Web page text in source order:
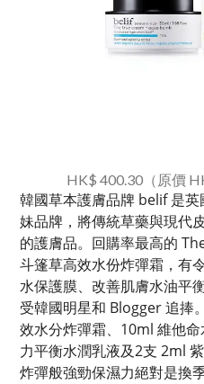
HK$ 400.30（原價
韓國草本護膚品牌 belif 是
妹品牌，將傳統草藥與現代
的護膚品。回購率最高的
斗篷草高效水份炸彈霜，有
水保護膜、改善肌膚水油平
受韓國明星和 Blogger 追捧
效水分炸彈霜、10ml 維他
力平衡水潤乳液及2支 2ml
炸彈般強勁保濕力絕對是換